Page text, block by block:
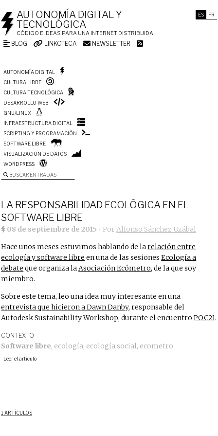
ES FR
AUTONOMÍA DIGITAL Y
TECNOLÓGICA
CÓDIGO E IDEAS PARA UNA INTERNET DISTRIBUIDA
BLOG LINKOTECA NEWSLETTER
AUTONOMÍA DIGITAL
CULTURA LIBRE
CULTURA TECNOLÓGICA
DESARROLLO WEB
GNU/LINUX
INFRAESTRUCTURA DIGITAL
SCRIPTING Y PROGRAMACIÓN
SOFTWARE LIBRE
VISUALIZACIÓN DE DATOS
WORDPRESS
BUSCAR ENTRADAS
LA RESPONSABILIDAD ECOLÓGICA EN EL
SOFTWARE LIBRE
08 de septiembre de 2015 • PorAlfonso Sánchez Uzábal
Hace unos meses estuvimos hablando de larelación entre
ecología y software libre en una de las sesionesEcología a
debate que organiza laAsociación Ecómetro, de la que soy
miembro.
Sobre este tema, leo una idea muy interesante en una
entrevista que hicieron a Dawn Danby, responsable del
Autodesk Sustainability Workshop, durante el encuentroPOC21.
CONTEXTO
Software libre, ecología, ecología social, ecometro
Leer el artículo
1 ARTÍCULOS